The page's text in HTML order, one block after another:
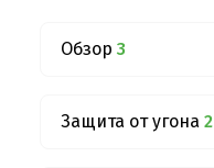
Обзор 3
Защита от угона 2